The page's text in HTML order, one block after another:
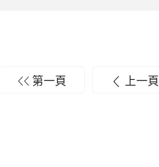
第一頁 上一頁